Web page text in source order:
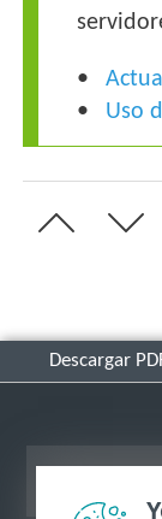
Uso
Descargar